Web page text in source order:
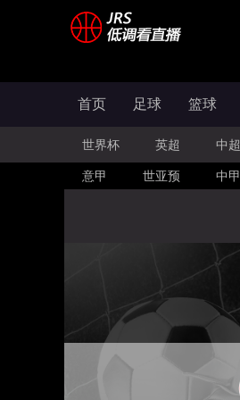
首页 足球 篮球
世界杯 英超 中超
意甲 世亚预 中甲